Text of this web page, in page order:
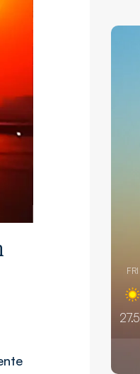
FRI
27.5